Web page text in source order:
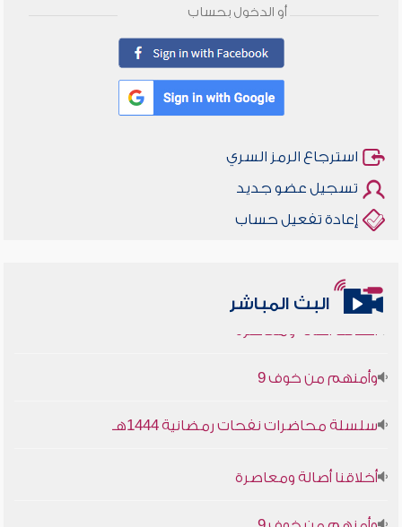
أو الدخول بحساب
استرجاع الرمز السري
تسجيل عضو جديد
إعادة تفعيل حساب
البث المباشر
أخلاقنا أصالة ومعاصرة